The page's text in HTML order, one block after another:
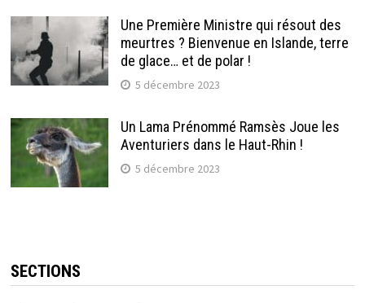
Une Première Ministre qui résout des
meurtres ? Bienvenue en Islande, terre
de glace… et de polar !
5 décembre 2023
Un Lama Prénommé Ramsès Joue les
Aventuriers dans le Haut-Rhin !
5 décembre 2023
SECTIONS